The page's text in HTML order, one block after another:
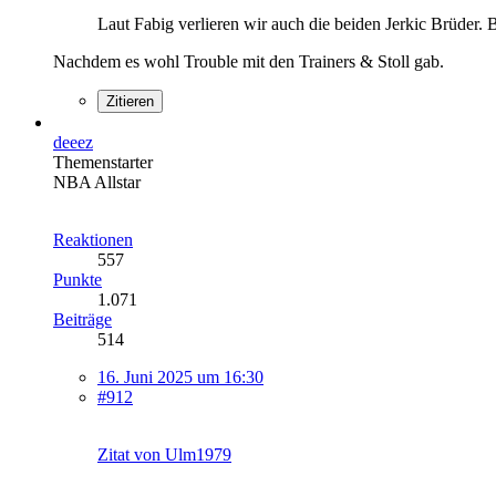
Laut Fabig verlieren wir auch die beiden Jerkic Brüder.
Nachdem es wohl Trouble mit den Trainers & Stoll gab.
Zitieren
deeez
Themenstarter
NBA Allstar
Reaktionen
557
Punkte
1.071
Beiträge
514
16. Juni 2025 um 16:30
#912
Zitat von Ulm1979